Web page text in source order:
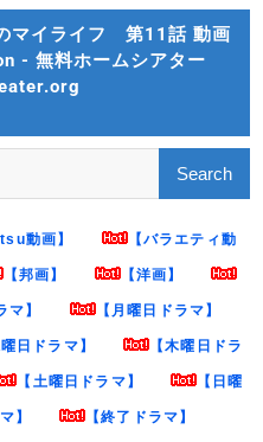
マイライフ 第11話 動画
- 無料ホームシアター
動画】 【バラエティ動
【邦画】 【洋画】
マ】 【月曜日ドラマ】
曜日ドラマ】 【木曜日ドラ
【土曜日ドラマ】 【日曜
】 【終了ドラマ】